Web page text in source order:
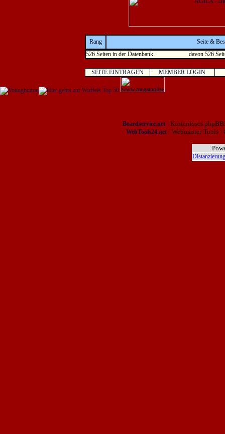
Rang
Seite &
526 Seiten in der Datenbank
davon 526
SEITE EINTRAGEN MEMBER LOGIN
Boardservice.net- Kostenloses
WebTools24.net- Webmaster-Tools -